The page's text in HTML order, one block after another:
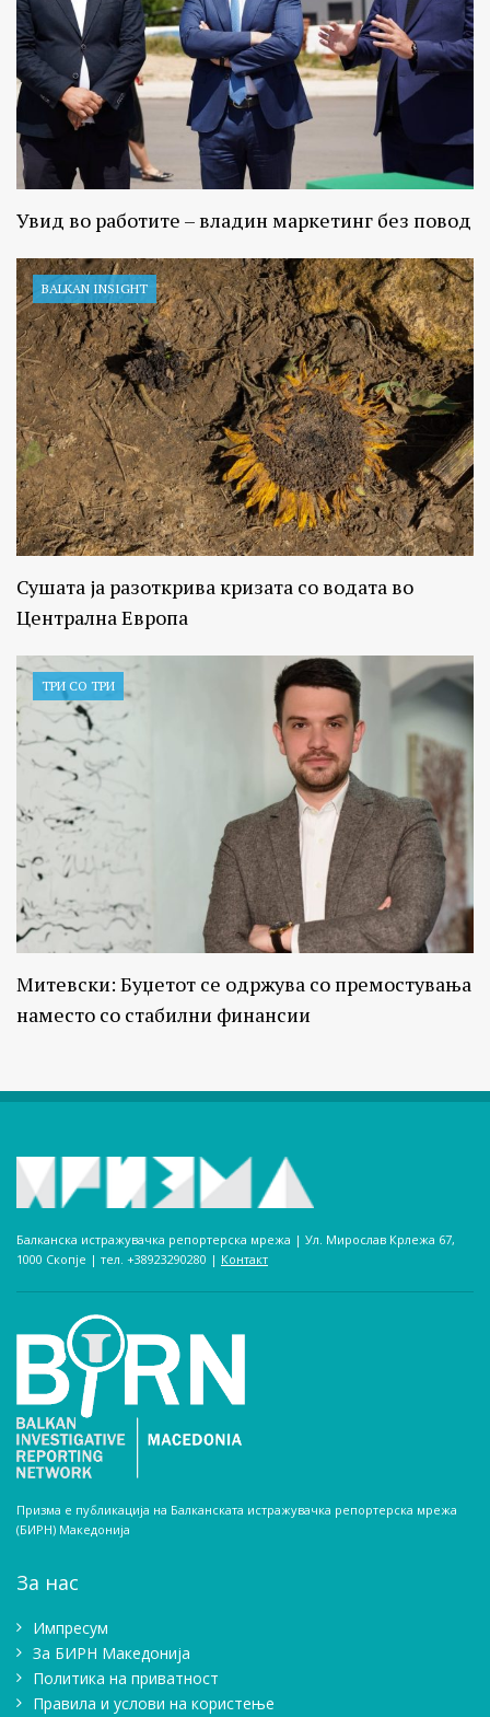
Увид во работите – владин маркетинг без повод
BALKAN INSIGHT
Сушата ја разоткрива кризата со водата во
Централна Европа
ТРИ СО ТРИ
Митевски: Буџетот се одржува со премостувања
наместо со стабилни финансии
Балканска истражувачка репортерска мрежа | Ул. Мирослав Крлежа 67,
1000 Скопје | тел. +38923290280­ | Контакт
Призма е публикација на Балканската истражувачка репортерска мрежа
(БИРН) Македонија
За нас
Импресум
Зa БИРН Македонија
Политика на приватност
Правила и услови на користење